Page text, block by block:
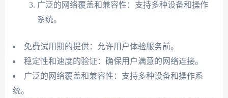
广泛的网络覆盖和兼容性：支持多种设备和操作
系统。
免费试用期的提供：允许用户体验服务前。
稳定性和速度的验证：确保用户满意的网络连接。
广泛的网络覆盖和兼容性：支持多种设备和操作系
统。